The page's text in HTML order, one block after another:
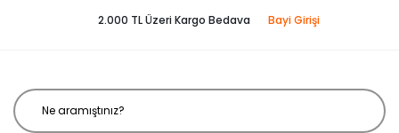
2.000 TL Üzeri Kargo Bedava Bayi Girişi